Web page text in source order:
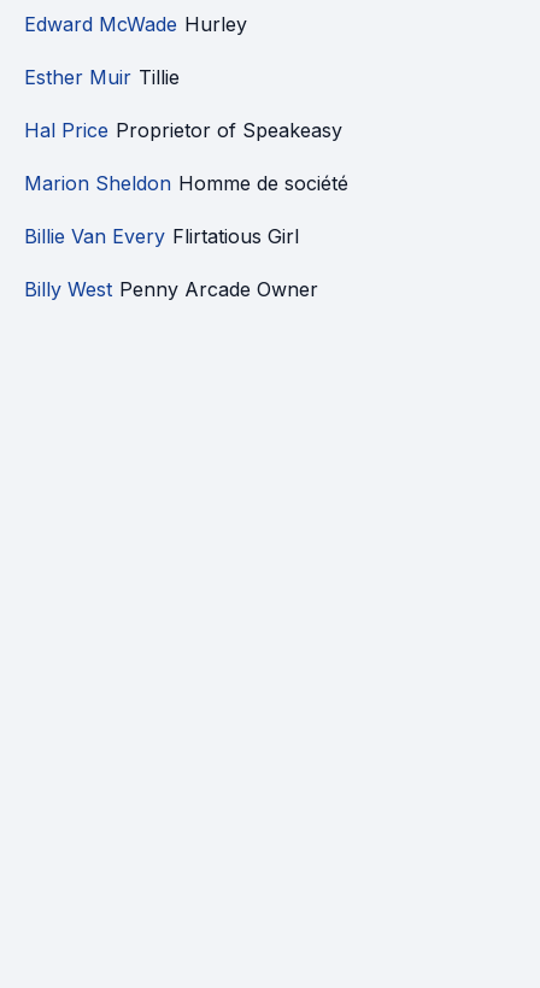
Edward McWade Hurley
Esther Muir Tillie
Hal Price Proprietor of Speakeasy
Marion Sheldon Homme de société
Billie Van Every Flirtatious Girl
Billy West Penny Arcade Owner